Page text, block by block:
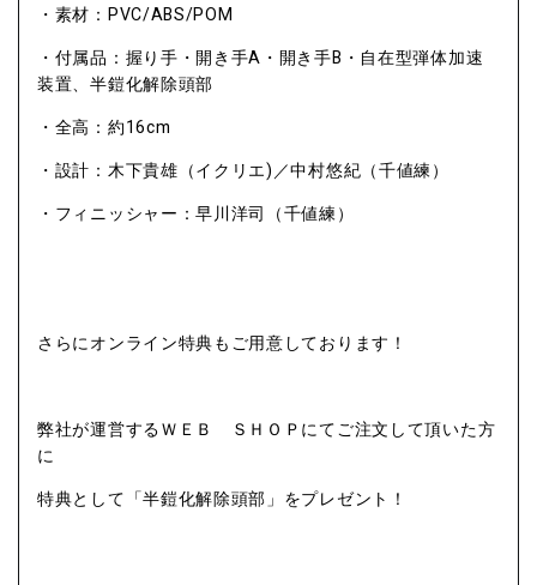
・素材：PVC/ABS/POM
・付属品：握り手・開き手A・開き手B・自在型弾体加速
装置、半鎧化解除頭部
・全高：約16cm
・設計：木下貴雄（イクリエ)／中村悠紀（千値練）
・フィニッシャー：早川洋司（千値練）
さらにオンライン特典もご用意しております！
弊社が運営するＷＥＢ ＳＨＯＰにてご注文して頂いた方
に
特典として「半鎧化解除頭部」をプレゼント！